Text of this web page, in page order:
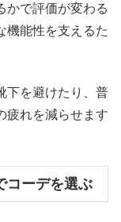
かで評価が変わる
機能性を支えるた
下を避けたり、普
疲れを減らせます
コーデを選ぶ